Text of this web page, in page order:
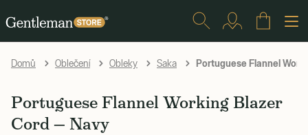
Domů Oblečení Obleky Saka Portuguese Flannel
Portuguese Flannel Working Blazer
Cord — Navy